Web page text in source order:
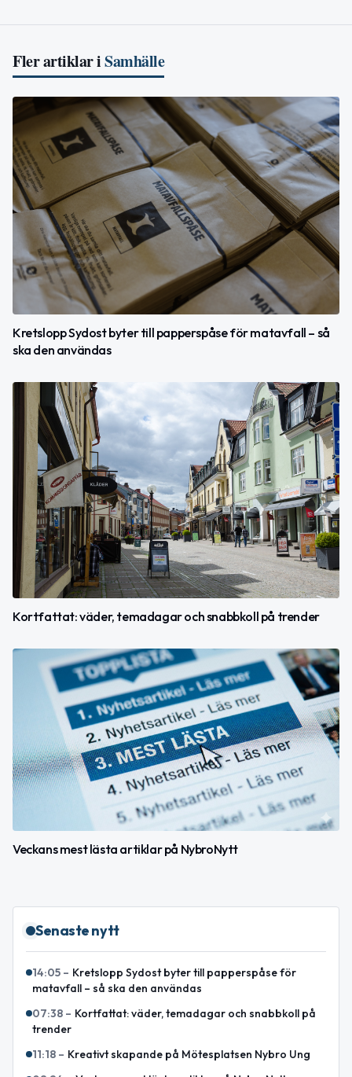
Fler artiklar iSamhälle
Kretslopp Sydost byter till papperspåse för matavfall – så
ska den användas
Kortfattat: väder, temadagar och snabbkoll på trender
Veckans mest lästa artiklar på NybroNytt
Senaste nytt
14:05 – Kretslopp Sydost byter till papperspåse för
matavfall – så ska den användas
07:38 – Kortfattat: väder, temadagar och snabbkoll på
trender
11:18 – Kreativt skapande på Mötesplatsen Nybro Ung